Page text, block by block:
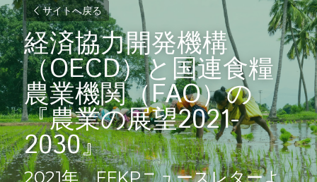
サイトへ戻る
経済協力開発機構
（OECD）と国連食糧
農業機関（FAO）の
『農業の展望2021-
2030』
2021年、FFKPニュースレターよ